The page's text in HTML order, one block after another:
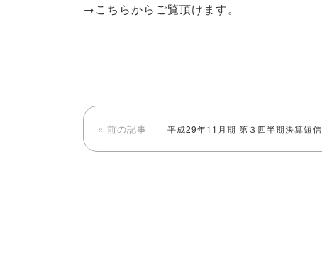
→こちらからご覧頂けます。
« 前の記事 平成29年11月期 第３四半期決算短信